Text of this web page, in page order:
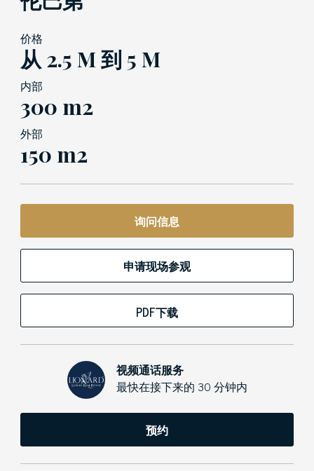
价格
从 2.5 M 到 5 M
内部
300 m2
外部
150 m2
询问信息
申请现场参观
PDF下载
视频通话服务
最快在接下来的 30 分钟内
预约